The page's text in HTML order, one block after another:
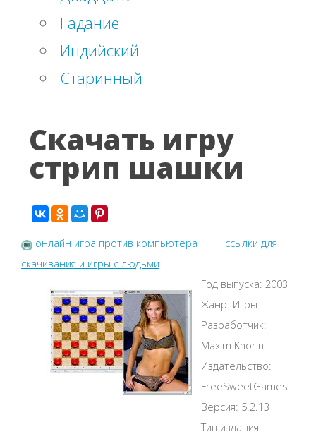
Гадание
Индийский
Старинный
Скачать игру
стрип шашки
онлайн игра против компьютера
ссылки для
скачивания и игры с людьми
Год выпуска: 2003
Жанр: Игры
Разработчик:
Maxim Khorin
Издательство:
FreeSweetGames
Версия: 5.2.13
Тип издания: